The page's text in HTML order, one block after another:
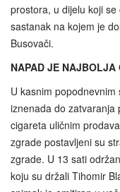
prostora, u dijelu koji
sastanak na kojem je
Busovači.
NAPAD JE NAJBOLJA
U kasnim
iznenada do zatvaranja
cigareta uličnim
zgrade postavljeni su
zgrade. U 13 sati
koju su držali Tihomir